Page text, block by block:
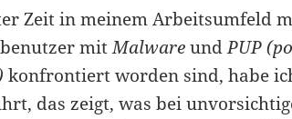
Zeit in meinem Arbeitsumfeld
mitMalwareundPUP
konfrontiert worden sind, habe
das zeigt, was bei